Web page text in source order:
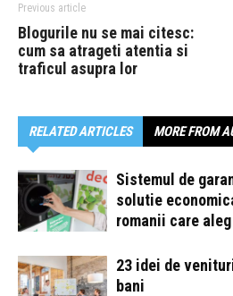
Previous article
Blogurile nu se mai citesc:
cum sa atrageti atentia si
traficul asupra lor
RELATED ARTICLES MORE FROM
Sistemul de
solutie
romanii care
23 idei de
bani